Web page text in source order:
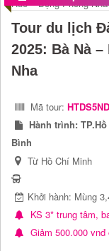
Tour du lịch
2025: Bà Nà
Nha
Mã tour:
Hành trình:
Bình
Từ Hồ Chí Minh
Khởi hành: Mùng
KS 3* trung tâm,
Giảm 500.000